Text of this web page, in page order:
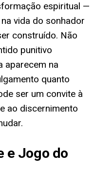
espiritual —
vida do sonhador
construído. Não
punitivo
aparecem na
quanto
ser um convite à
ao discernimento
e Jogo do